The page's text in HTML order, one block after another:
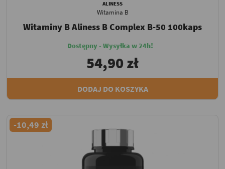
ALINESS
Witamina B
Witaminy B Aliness B Complex B-50 100kaps
Dostępny - Wysyłka w 24h!
54,90 zł
DODAJ DO KOSZYKA
-10,49 zł